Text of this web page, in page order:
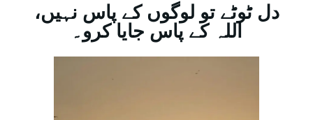
دل ٹوٹے تو لوگوں کے پاس نہیں،
اللہ کے پاس جایا کرو۔